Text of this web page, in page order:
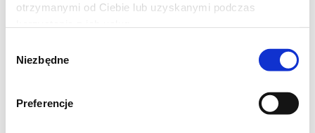
otrzymanymi od Ciebie lub uzyskanymi podczas
zgody
Niezbędne
Preferencje